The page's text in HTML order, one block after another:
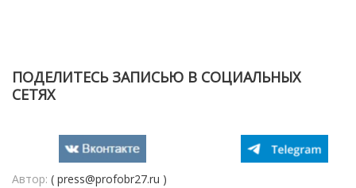
ПОДЕЛИТЕСЬ ЗАПИСЬЮ В СОЦИАЛЬНЫХ
СЕТЯХ
Автор: ( press@profobr27.ru )